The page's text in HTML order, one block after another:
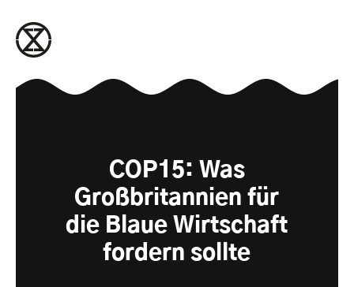
COP15: Was
Großbritannien für
die Blaue Wirtschaft
fordern sollte